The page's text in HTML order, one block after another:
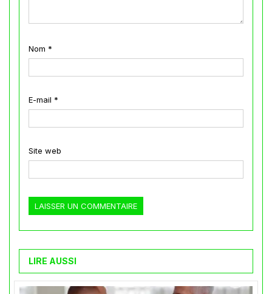
Nom *
E-mail *
Site web
LIRE AUSSI